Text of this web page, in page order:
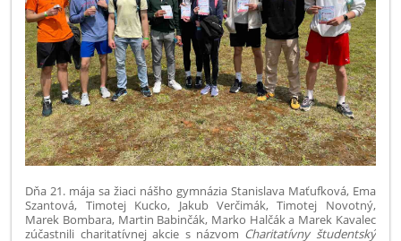
Dňa 21. mája sa žiaci nášho gymnázia Stanislava Maťufková, Ema
Szantová, Timotej Kucko, Jakub Verčimák, Timotej Novotný,
Marek Bombara, Martin Babinčák, Marko Halčák a Marek Kavalec
zúčastnili charitatívnej akcie s názvom Charitatívny študentský